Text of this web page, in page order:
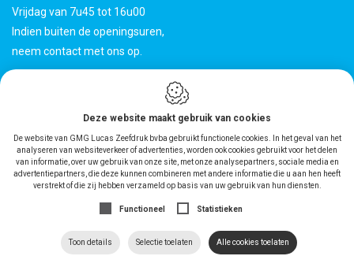
Vrijdag van 7u45 tot 16u00
Indien buiten de openingsuren,
neem contact met ons op.
"Hoogstaande machines zorgen voor
een volledige productie in eigen huis.
Zo garanderen we je altijd een
uitstekende kwaliteit."
2019
Deze website maakt gebruik van cookies
De website van GMG Lucas Zeefdruk bvba gebruikt functionele cookies. In het geval van het
analyseren van websiteverkeer of advertenties, worden ook cookies gebruikt voor het delen
van informatie, over uw gebruik van onze site, met onze analysepartners, sociale media en
advertentiepartners, die deze kunnen combineren met andere informatie die u aan hen heeft
verstrekt of die zij hebben verzameld op basis van uw gebruik van hun diensten.
Functioneel Statistieken
Toon details Selectie toelaten Alle cookies toelaten